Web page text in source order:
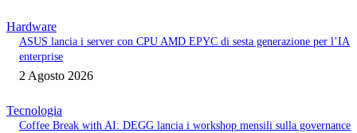
Hardware
ASUS lancia i server con CPU AMD EPYC di sesta generazione per l’IA
enterprise
2 Agosto 2026
Tecnologia
Coffee Break with AI: DEGG lancia i workshop mensili sulla governance